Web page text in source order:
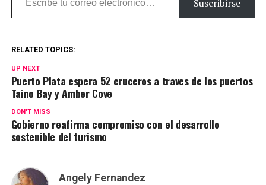
Suscribirse
RELATED TOPICS:
UP NEXT
Puerto Plata espera 52 cruceros a traves de los puertos
Taino Bay y Amber Cove
DON'T MISS
Gobierno reafirma compromiso con el desarrollo
sostenible del turismo
Angely Fernandez